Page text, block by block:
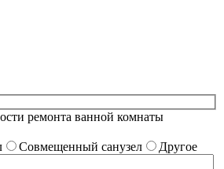
ремонта ванной комнаты
Совмещенный санузел
Другое